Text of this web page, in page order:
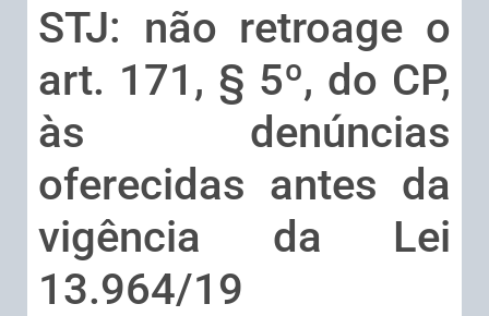
STJ: não retroage o
art. 171, § 5º, do CP,
às denúncias
oferecidas antes da
vigência da Lei
13.964/19